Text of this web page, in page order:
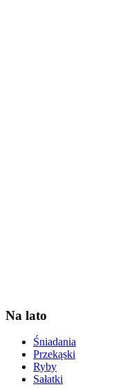
Na lato
Śniadania
Przekąski
Ryby
Sałatki